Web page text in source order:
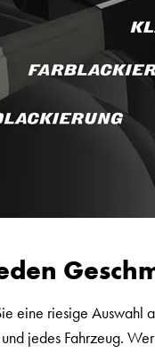
eine riesige Auswahl
jedes Fahrzeug.